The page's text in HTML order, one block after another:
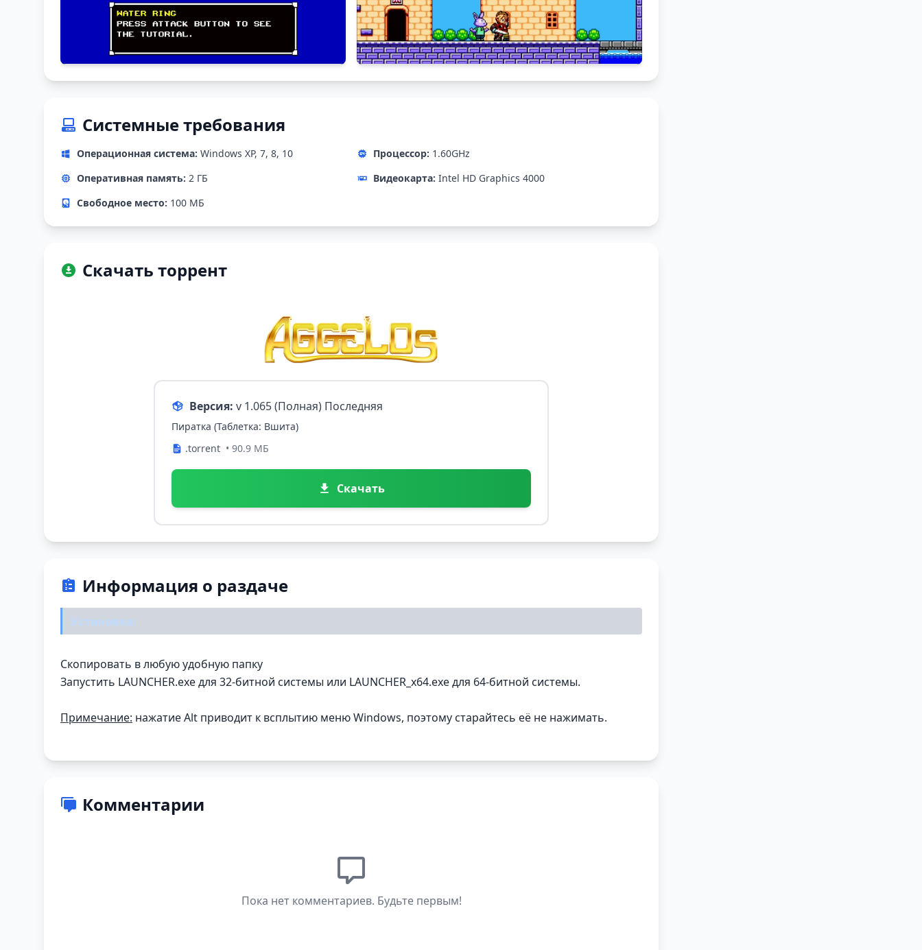
Системные требования
Операционная система: Windows XP, 7, 8, 10 Процессор: 1.60GHz
Оперативная память: 2 ГБ Видеокарта: Intel HD Graphics 4000
Свободное место: 100 МБ
Скачать торрент
Версия: v 1.065 (Полная) Последняя
Пиратка (Таблетка: Вшита)
.torrent • 90.9 МБ
Скачать
Информация о раздаче
Установка:
Скопировать в любую удобную папку
Запустить LAUNCHER.exe для 32-битной системы или LAUNCHER_x64.exe для 64-битной системы.
Примечание: нажатие Alt приводит к всплытию меню Windows, поэтому старайтесь её не нажимать.
Комментарии
Пока нет комментариев. Будьте первым!